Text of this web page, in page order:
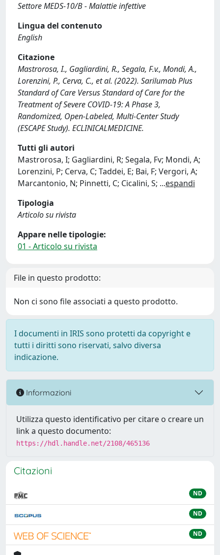
Settore MEDS-10/B - Malattie infettive
Lingua del contenuto
English
Citazione
Mastrorosa, I., Gagliardini, R., Segala, F.v., Mondi, A.,
Lorenzini, P., Cerva, C., et al. (2022). Sarilumab Plus
Standard of Care Versus Standard of Care for the
Treatment of Severe COVID-19: A Phase 3,
Randomized, Open-Labeled, Multi-Center Study
(ESCAPE Study). ECLINICALMEDICINE.
Tutti gli autori
Mastrorosa, I; Gagliardini, R; Segala, Fv; Mondi, A;
Lorenzini, P; Cerva, C; Taddei, E; Bai, F; Vergori, A;
Marcantonio, N; Pinnetti, C; Cicalini, S; ...espandi
Tipologia
Articolo su rivista
Appare nelle tipologie:
01 - Articolo su rivista
File in questo prodotto:
Non ci sono file associati a questo prodotto.
I documenti in IRIS sono protetti da copyright e
tutti i diritti sono riservati, salvo diversa
indicazione.
Informazioni
Utilizza questo identificativo per citare o creare un
link a questo documento:
https://hdl.handle.net/2108/465136
Citazioni
ND
ND
ND